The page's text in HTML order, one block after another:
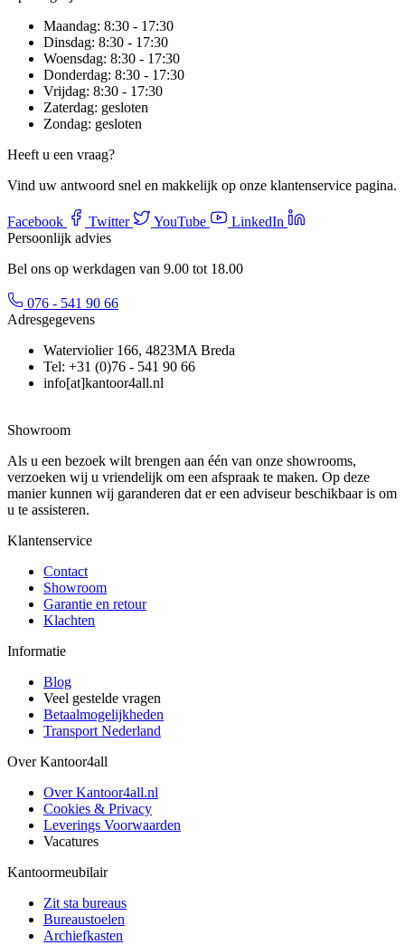
Maandag: 8:30 - 17:30
Dinsdag: 8:30 - 17:30
Woensdag: 8:30 - 17:30
Donderdag: 8:30 - 17:30
Vrijdag: 8:30 - 17:30
Zaterdag: gesloten
Zondag: gesloten
Heeft u een vraag?
Vind uw antwoord snel en makkelijk op onze klantenservice pagina.
Facebook Twitter YouTube
LinkedIn
Persoonlijk advies
Bel ons op werkdagen van 9.00 tot 18.00
076 - 541 90 66
Adresgegevens
Waterviolier 166, 4823MA Breda
Tel: +31 (0)76 - 541 90 66
info[at]kantoor4all.nl
Showroom
Als u een bezoek wilt brengen aan één van onze showrooms,
verzoeken wij u vriendelijk om een afspraak te maken. Op deze
manier kunnen wij garanderen dat er een adviseur beschikbaar is om
u te assisteren.
Klantenservice
Contact
Showroom
Garantie en retour
Klachten
Informatie
Blog
Veel gestelde vragen
Betaalmogelijkheden
Transport Nederland
Over Kantoor4all
Over Kantoor4all.nl
Cookies & Privacy
Leverings Voorwaarden
Vacatures
Kantoormeubilair
Zit sta bureaus
Bureaustoelen
Archiefkasten